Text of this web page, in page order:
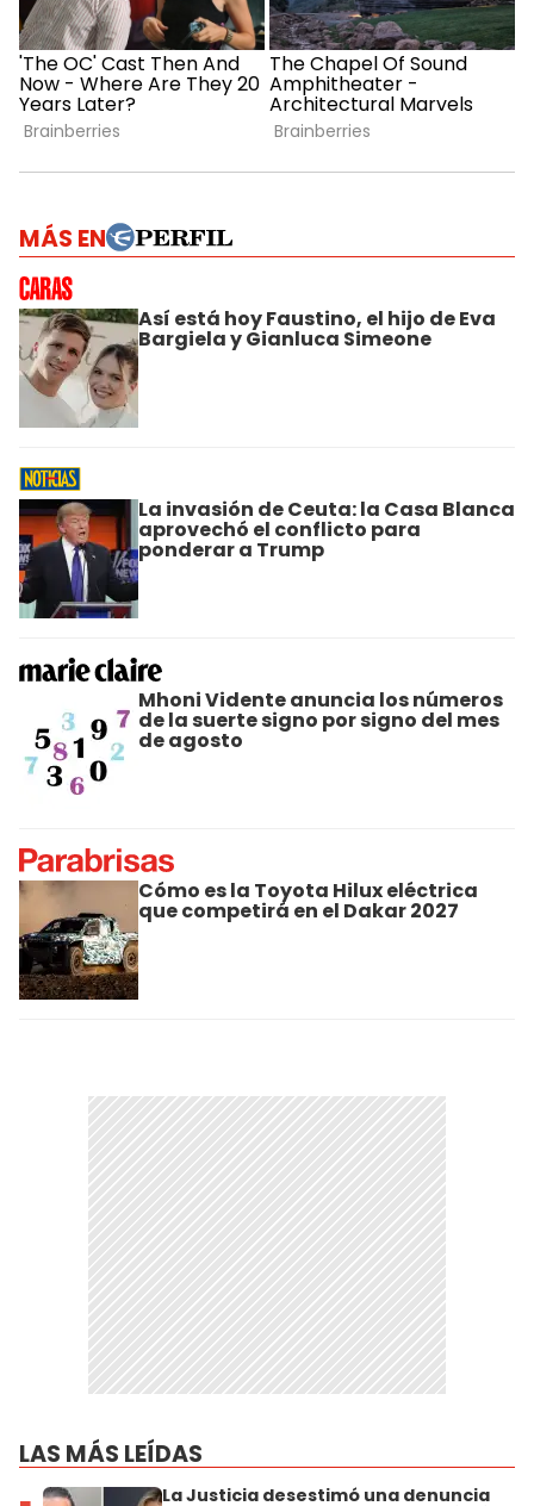
MÁS EN
Así está hoy Faustino, el hijo de Eva
Bargiela y Gianluca Simeone
La invasión de Ceuta: la Casa Blanca
aprovechó el conflicto para
ponderar a Trump
Mhoni Vidente anuncia los números
de la suerte signo por signo del mes
de agosto
Cómo es la Toyota Hilux eléctrica
que competirá en el Dakar 2027
LAS MÁS LEÍDAS
La Justicia desestimó una denuncia